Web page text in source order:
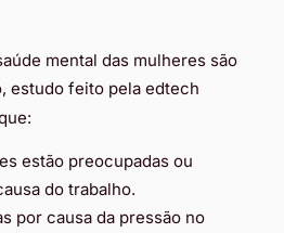
mental das mulheres são
estudo feito pela edtech
estão preocupadas ou
do trabalho.
por causa da pressão no